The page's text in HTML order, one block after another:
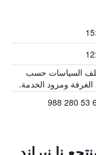
السياسات حسب
الغرفة ومزود الخدمة.